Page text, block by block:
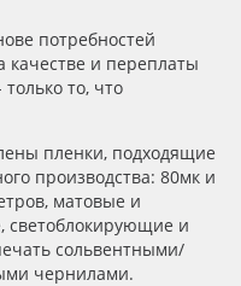
потребностей
качестве и переплаты
то, что
пленки, подходящие
производства: 80мк и
матовые и
светоблокирующие и
сольвентными/
чернилами.